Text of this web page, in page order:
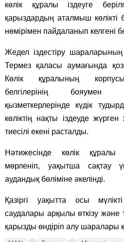
көлік құралы іздеуге
қарыздардың аталмыш көлікті
нөмірімен пайдаланып келгені
Жедел іздестіру шараларының
Термез қаласы аумағында
Көлік құралының
белгілерінің бояумен
қызметкерлерінде күдік
көліктің нақты іздеуде
тиесілі екені расталды.
Нәтижесінде көлік құралы
мөрленіп, уақытша сақтау
аудандық бөліміне әкелінді.
Қазіргі уақытта осы
саудалары арқылы өткізу және
қарызды өндіріп алу шаралары